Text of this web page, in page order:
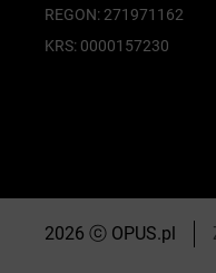
REGON: 271971162
KRS: 0000157230
2026 ⓒ OPUS.pl